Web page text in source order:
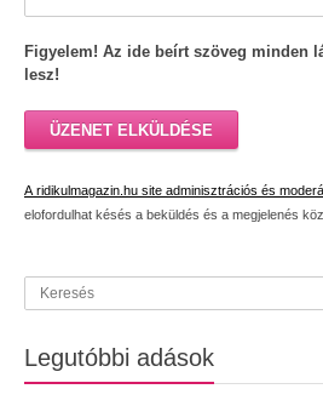
Figyelem! Az ide beírt szöveg minden
lesz!
ÜZENET ELKÜLDÉSE
A ridikulmagazin.hu site adminisztrációs és
elofordulhat késés a beküldés és a megjelenés
Legutóbbi adások